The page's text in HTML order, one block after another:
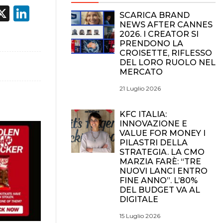
X LinkedIn
SCARICA BRAND
NEWS AFTER CANNES
2026. I CREATOR SI
PRENDONO LA
CROISETTE, RIFLESSO
DEL LORO RUOLO NEL
MERCATO
21 Luglio 2026
KFC ITALIA:
INNOVAZIONE E
VALUE FOR MONEY I
PILASTRI DELLA
STRATEGIA. LA CMO
MARZIA FARÈ: “TRE
NUOVI LANCI ENTRO
FINE ANNO”. L’80%
DEL BUDGET VA AL
DIGITALE
15 Luglio 2026